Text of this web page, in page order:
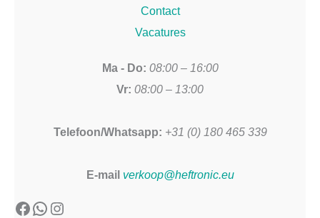
Contact
Vacatures
Ma - Do: 08:00 – 16:00
Vr: 08:00 – 13:00
Telefoon/Whatsapp: +31 (0) 180 465 339
E-mail verkoop@heftronic.eu
Facebook
WhatsApp
Instagram